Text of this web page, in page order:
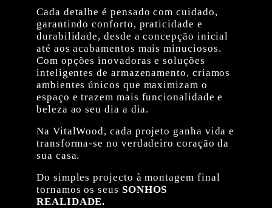
Cada detalhe é pensado com cuidado,
garantindo conforto, praticidade e
durabilidade, desde a concepção inicial
até aos acabamentos mais minuciosos.
Com opções inovadoras e soluções
inteligentes de armazenamento, criamos
ambientes únicos que maximizam o
espaço e trazem mais funcionalidade e
beleza ao seu dia a dia.
Na VitalWood, cada projeto ganha vida e
transforma-se no verdadeiro coração da
sua casa.
Do simples projecto à montagem final
tornamos os seus SONHOS
REALIDADE.